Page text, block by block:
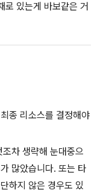
로 있는게 바보같은 거
종 리소스를 결정해야
차 생략해 눈대중으
많았습니다. 또는 타
하지 않은 경우도 있